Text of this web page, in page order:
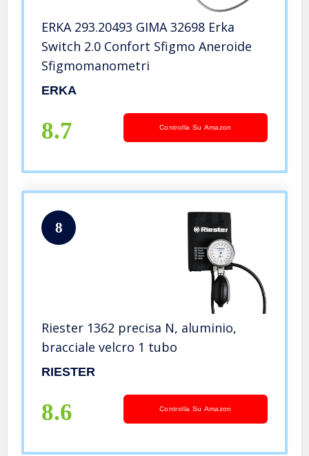
ERKA 293.20493 GIMA 32698 Erka
Switch 2.0 Confort Sfigmo Aneroide
Sfigmomanometri
ERKA
8.7 Controlla Su Amazon
8
Riester 1362 precisa N, aluminio,
bracciale velcro 1 tubo
RIESTER
8.6 Controlla Su Amazon